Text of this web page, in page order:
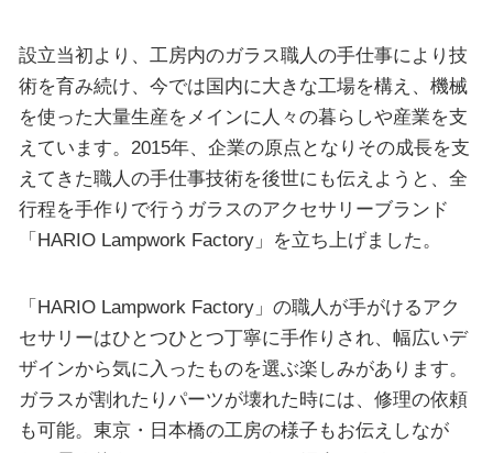
設立当初より、工房内のガラス職人の手仕事により技
術を育み続け、今では国内に大きな工場を構え、機械
を使った大量生産をメインに人々の暮らしや産業を支
えています。2015年、企業の原点となりその成長を支
えてきた職人の手仕事技術を後世にも伝えようと、全
行程を手作りで行うガラスのアクセサリーブランド
「HARIO Lampwork Factory」を立ち上げました。
「HARIO Lampwork Factory」の職人が手がけるアク
セサリーはひとつひとつ丁寧に手作りされ、幅広いデ
ザインから気に入ったものを選ぶ楽しみがあります。
ガラスが割れたりパーツが壊れた時には、修理の依頼
も可能。東京・日本橋の工房の様子もお伝えしなが